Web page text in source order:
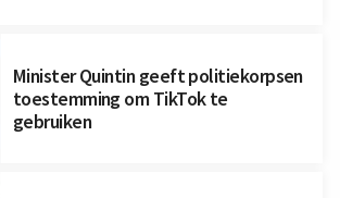
Minister Quintin geeft politiekorpsen
toestemming om TikTok te
gebruiken